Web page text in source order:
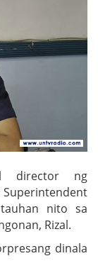
director ng
Superintendent
nito sa
Rizal.
dinala